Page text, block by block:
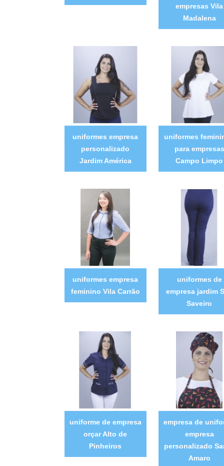
empresas Vila
Madalena
uniformes empresa
personalizado
Jardim América
uniformes
para empresas
Campo Limpo
uniformes empresa
feminino Vila Carrão
uniformes de
empresa jardim
Saveiro
uniforme de empresa
orçar Alto de
Pinheiros
empresa de
empresa
personalizado
Amaro